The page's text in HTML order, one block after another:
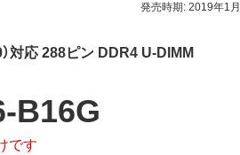
発売時期:2019年1月
対応 288ピン DDR4 U-DIMM
B16G
です